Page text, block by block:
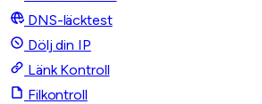
DNS-läcktest
Dölj din IP
Länk Kontroll
Filkontroll